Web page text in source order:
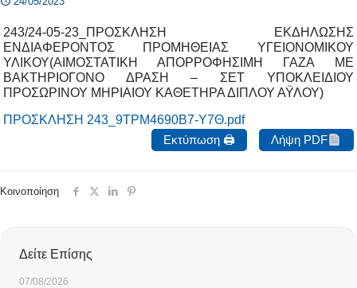
243/24-05-23_ΠΡΟΣΚΛΗΣΗ ΕΚΔΗΛΩΣΗΣ
ΕΝΔΙΑΦΕΡΟΝΤΟΣ ΠΡΟΜΗΘΕΙΑΣ ΥΓΕΙΟΝΟΜΙΚΟΥ
ΥΛΙΚΟΥ(ΑΙΜΟΣΤΑΤΙΚΗ ΑΠΟΡΡΟΦΗΣΙΜΗ ΓΑΖΑ ΜΕ
ΒΑΚΤΗΡΙΟΓΟΝΟ ΔΡΑΣΗ – ΣΕΤ ΥΠΟΚΛΕΙΔΙΟΥ
ΠΡΟΣΩΡΙΝΟΥ ΜΗΡΙΑΙΟΥ ΚΑΘΕΤΗΡΑ ΔΙΠΛΟΥ ΑΫΛΟΥ)
ΠΡΟΣΚΛΗΣΗ 243_9ΤΡΜ4690Β7-Υ7Θ.pdf
Εκτύπωση 🖨
Λήψη PDF
Κοινοποίηση
Δείτε Επίσης
07/08/2026